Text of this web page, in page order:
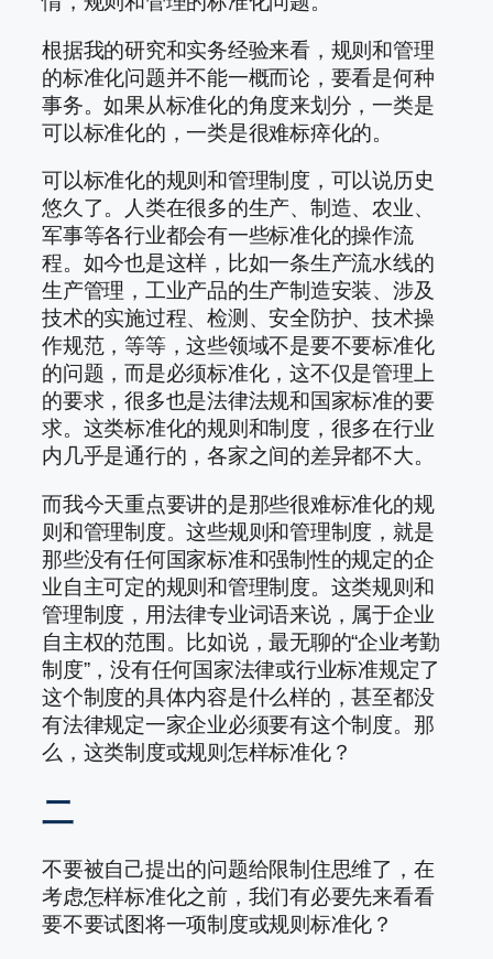
根据我的研究和实务经验来看，规则和管理
的标准化问题并不能一概而论，要看是何种
事务。如果从标准化的角度来划分，一类是
可以标准化的，一类是很难标瘁化的。
可以标准化的规则和管理制度，可以说历史
悠久了。人类在很多的生产、制造、农业、
军事等各行业都会有一些标准化的操作流
程。如今也是这样，比如一条生产流水线的
生产管理，工业产品的生产制造安装、涉及
技术的实施过程、检测、安全防护、技术操
作规范，等等，这些领域不是要不要标准化
的问题，而是必须标准化，这不仅是管理上
的要求，很多也是法律法规和国家标准的要
求。这类标准化的规则和制度，很多在行业
内几乎是通行的，各家之间的差异都不大。
而我今天重点要讲的是那些很难标准化的规
则和管理制度。这些规则和管理制度，就是
那些没有任何国家标准和强制性的规定的企
业自主可定的规则和管理制度。这类规则和
管理制度，用法律专业词语来说，属于企业
自主权的范围。比如说，最无聊的“企业考勤
制度”，没有任何国家法律或行业标准规定了
这个制度的具体内容是什么样的，甚至都没
有法律规定一家企业必须要有这个制度。那
么，这类制度或规则怎样标准化？
二
不要被自己提出的问题给限制住思维了，在
考虑怎样标准化之前，我们有必要先来看看
要不要试图将一项制度或规则标准化？